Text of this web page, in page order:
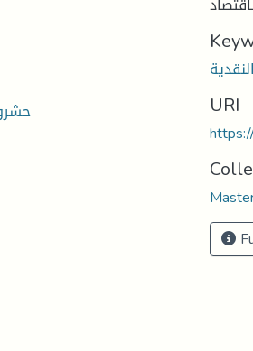
URI